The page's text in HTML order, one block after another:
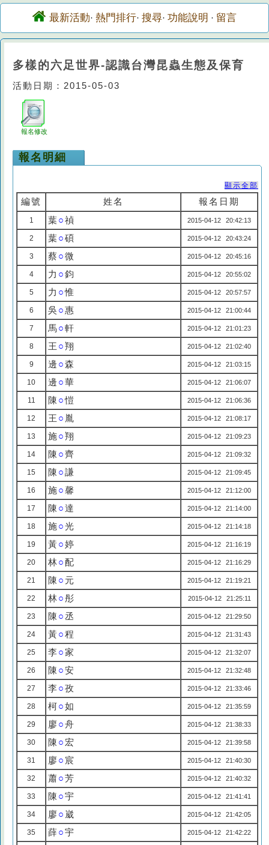
最新活動· 熱門排行· 搜尋· 功能說明 · 留言
多樣的六足世界-認識台灣昆蟲生態及保育
活動日期：2015-05-03
報名修改
報名明細
顯示全部
編號 姓名 報名日期
1 葉○禎 2015-04-12 20:42:13
2 葉○碩 2015-04-12 20:43:24
3 蔡○微 2015-04-12 20:45:16
4 力 ○鈞 2015-04-12 20:55:02
5 力 ○惟 2015-04-12 20:57:57
6 吳 ○惠 2015-04-12 21:00:44
7 馬○軒 2015-04-12 21:01:23
8 王 ○翔 2015-04-12 21:02:40
9 邊 ○森 2015-04-12 21:03:15
10 邊 ○華 2015-04-12 21:06:07
11 陳 ○愷 2015-04-12 21:06:36
12 王 ○ 胤 2015-04-12 21:08:17
13 施○翔 2015-04-12 21:09:23
14 陳 ○齊 2015-04-12 21:09:32
15 陳 ○謙 2015-04-12 21:09:45
16 施○ 馨 2015-04-12 21:12:00
17 陳 ○達 2015-04-12 21:14:00
18 施○光 2015-04-12 21:14:18
19 黃○婷 2015-04-12 21:16:19
20 林○ 配 2015-04-12 21:16:29
21 陳 ○ 元 2015-04-12 21:19:21
22 林○彤 2015-04-12 21:25:11
23 陳 ○丞 2015-04-12 21:29:50
24 黃○程 2015-04-12 21:31:43
25 李○家 2015-04-12 21:32:07
26 陳 ○安 2015-04-12 21:32:48
27 李○孜 2015-04-12 21:33:46
28 柯○如 2015-04-12 21:35:59
29 廖○舟 2015-04-12 21:38:33
30 陳 ○ 宏 2015-04-12 21:39:58
31 廖○ 宸 2015-04-12 21:40:30
32 蕭○芳 2015-04-12 21:40:32
33 陳 ○宇 2015-04-12 21:41:41
34 廖○ 崴 2015-04-12 21:42:05
35 薛○宇 2015-04-12 21:42:22